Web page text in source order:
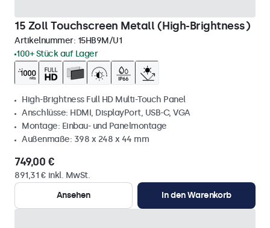
15 Zoll Touchscreen Metall (High-Brightness)
Artikelnummer: 15HB9M/U1
100+ Stück auf Lager
High-Brightness Full HD Multi-Touch Panel
Anschlüsse: HDMI, DisplayPort, USB-C, VGA
Montage: Einbau- und Panelmontage
Außenmaße: 398 x 248 x 44 mm
749,00 €
891,31 € inkl. MwSt.
Ansehen
In den Warenkorb